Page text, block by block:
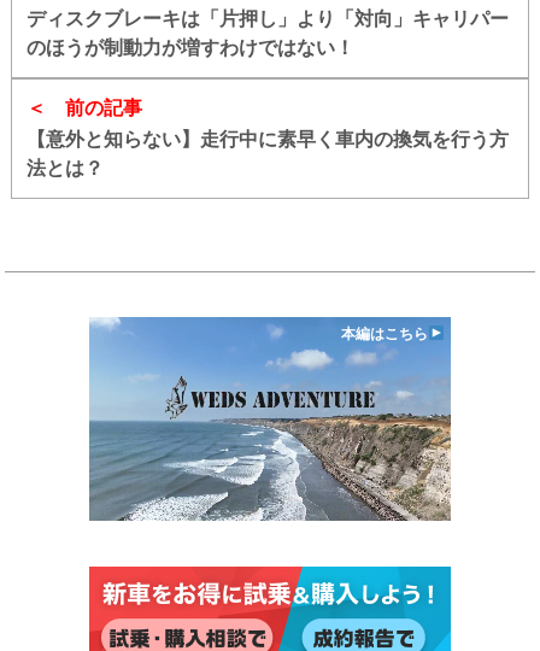
前の記事
【意外と知らない】走行中に素早く車内の換気を行う方
法とは？
ディスクブレーキは「片押し」より「対向」キャリパー
のほうが制動力が増すわけではない！
本編はこちら